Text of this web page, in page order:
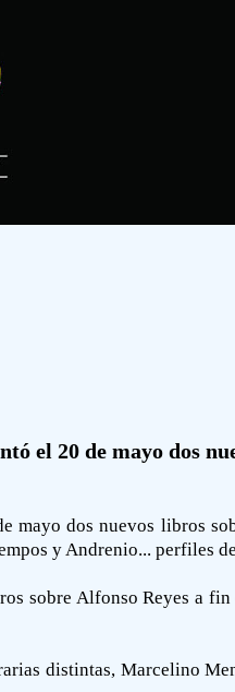
el 20 de mayo dos
dos nuevos libros
y Andrenio... perfiles
sobre Alfonso Reyes a fin
distintas, Marcelino